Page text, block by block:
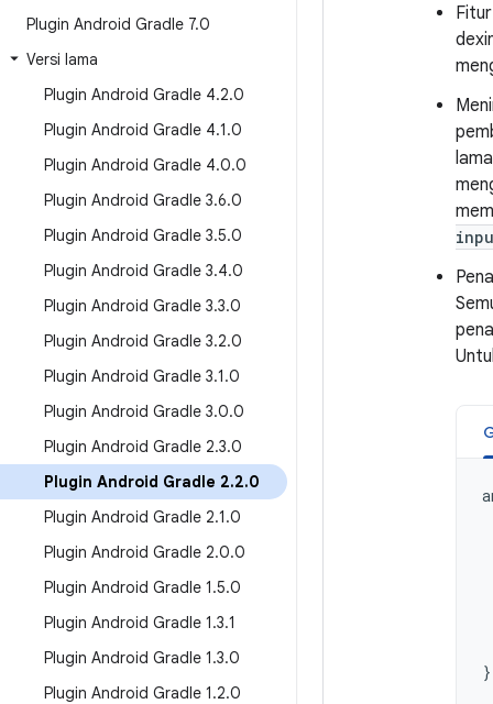
Plugin Android Gradle 7.0
Versi lama
Plugin Android Gradle 4.2.0
Plugin Android Gradle 4.1.0
Plugin Android Gradle 4.0.0
Plugin Android Gradle 3.6.0
Plugin Android Gradle 3.5.0
Plugin Android Gradle 3.4.0
Plugin Android Gradle 3.3.0
Plugin Android Gradle 3.2.0
Plugin Android Gradle 3.1.0
Plugin Android Gradle 3.0.0
Plugin Android Gradle 2.3.0
Plugin Android Gradle 2.2.0
Plugin Android Gradle 2.1.0
Plugin Android Gradle 2.0.0
Plugin Android Gradle 1.5.0
Plugin Android Gradle 1.3.1
Plugin Android Gradle 1.3.0
Plugin Android Gradle 1.2.0
}